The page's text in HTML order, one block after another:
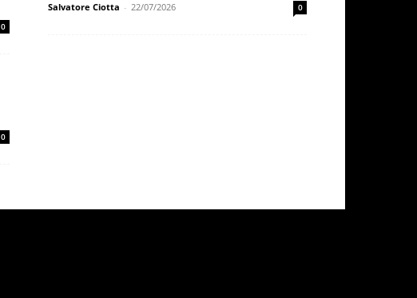
0
Salvatore Ciotta - 22/07/2026 0
0